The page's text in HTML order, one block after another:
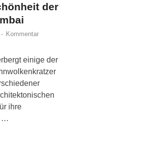
der
- Kommentar
einige der
ihre
…